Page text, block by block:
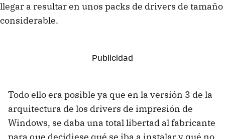
llegar a resultar en unos packs de drivers de tamaño
considerable.
Todo ello era posible ya que en la versión 3 de la
arquitectura de los drivers de impresión de
Windows, se daba una total libertad al fabricante
para que decidiese qué se iba a instalar y qué no.